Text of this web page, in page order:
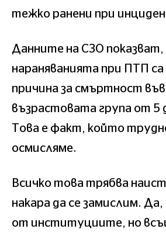
тежко ранени при
Данните на СЗО показват,
нараняванията при ПТП
причина за смъртност във
възрастовата група от 5
Това е факт, който
осмисляме.
Всичко това трябва
накара да се замислим. Да,
от институциите, но